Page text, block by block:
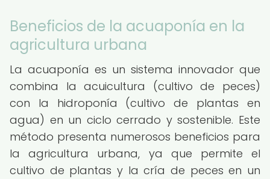
Beneficios de la acuaponía en la
agricultura urbana
La acuaponía es un sistema innovador que
combina la acuicultura (cultivo de peces)
con la hidroponía (cultivo de plantas en
agua) en un ciclo cerrado y sostenible. Este
método presenta numerosos beneficios para
la agricultura urbana, ya que permite el
cultivo de plantas y la cría de peces en un